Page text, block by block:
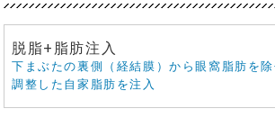
脱脂+脂肪注入
下まぶたの裏側（経結膜）から眼窩脂肪を除
調整した自家脂肪を注入